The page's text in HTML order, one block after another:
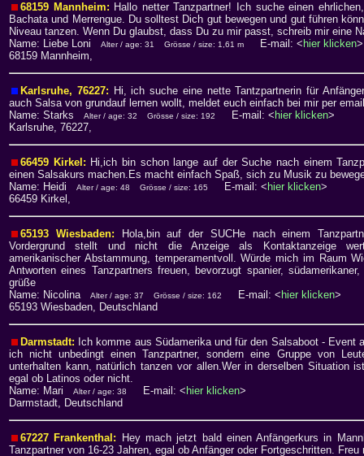
68159 Mannheim: Hallo netter Tanzpartner! Ich suche einen
Bachata und Merrengue. Du solltest Dich gut bewegen und gut führen
Niveau tanzen. Wenn Du glaubst, dass Du zu mir passt, schreib mir eine
Name: Liebe Loni
Alter / age: 31 Grösse / size: 1,61 m E-mail: < hier klicken>
68159 Mannheim,
Karlsruhe, 76227: Hi, ich suche eine nette Tantzpartnerin für
auch Salsa von grundauf lernen wollt, meldet euch einfach bei mir per
Name: Starks
Alter / age: 32 Grösse / size: 192 E-mail: < hier klicken>
Karlsruhe, 76227,
66459 Kirkel: Hi,ich bin schon lange auf der Suche nach einem
einen Salsakurs machen.Es macht einfach Spaß, sich zu Musik zu
Name: Heidi
Alter / age: 48 Grösse / size: 165 E-mail: < hier klicken>
66459 Kirkel,
65193 Wiesbaden:
Hola,bin auf der SUCHe nach einem
Vordergrund stellt und nicht die Anzeige als Kontaktanzeige
amerikanischer Abstammung, temperamentvoll. Würde mich im Raum
Antworten eines Tanzpartners freuen, bevorzugt spanier,
grüße
Name: Nicolina
Alter / age: 37 Grösse / size: 162 E-mail: < hier klicken>
65193 Wiesbaden, Deutschland
Darmstadt: Ich komme aus Südamerika und für den Salsaboot - Event
ich nicht unbedingt einen Tanzpartner, sondern eine Gruppe von
unterhalten kann, natürlich tanzen vor allen.Wer in derselben Situation
egal ob Latinos oder nicht.
Name: Mari
Alter / age: 38 E-mail: < hier klicken>
Darmstadt, Deutschland
67227 Frankenthal:
Hey mach jetzt bald einen Anfängerkurs in
Tanzpartner von 16-23 Jahren, egal ob Anfänger oder Fortgeschritten.